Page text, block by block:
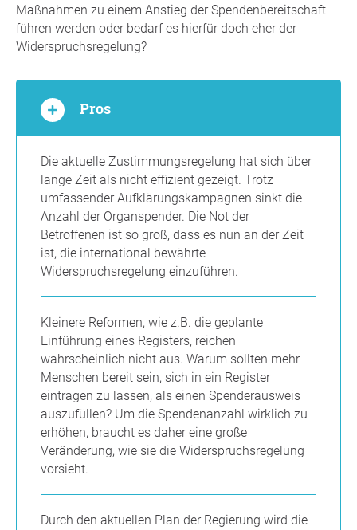
Maßnahmen zu einem Anstieg der Spendenbereitschaft
führen werden oder bedarf es hierfür doch eher der
Widerspruchsregelung?
Pros
Die aktuelle Zustimmungsregelung hat sich über
lange Zeit als nicht effizient gezeigt. Trotz
umfassender Aufklärungskampagnen sinkt die
Anzahl der Organspender. Die Not der
Betroffenen ist so groß, dass es nun an der Zeit
ist, die international bewährte
Widerspruchsregelung einzuführen.
Kleinere Reformen, wie z.B. die geplante
Einführung eines Registers, reichen
wahrscheinlich nicht aus. Warum sollten mehr
Menschen bereit sein, sich in ein Register
eintragen zu lassen, als einen Spenderausweis
auszufüllen? Um die Spendenanzahl wirklich zu
erhöhen, braucht es daher eine große
Veränderung, wie sie die Widerspruchsregelung
vorsieht.
Durch den aktuellen Plan der Regierung wird die